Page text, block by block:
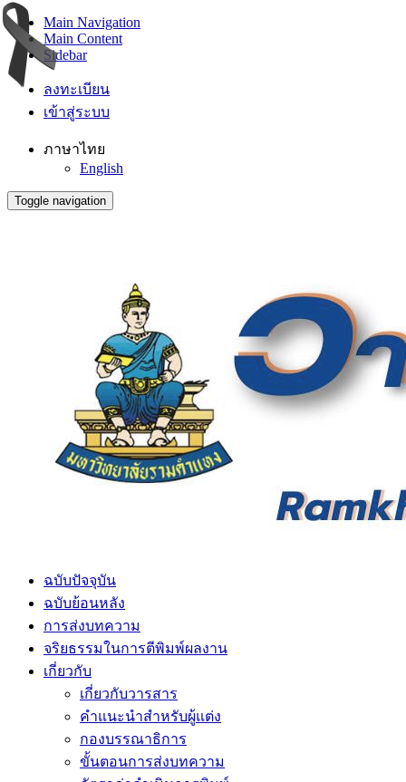
Main Navigation
Main Content
Sidebar
ลงทะเบียน
เข้าสู่ระบบ
ภาษาไทย
English
Toggle navigation
ฉบับปัจจุบัน
ฉบับย้อนหลัง
การส่งบทความ
จริยธรรมในการตีพิมพ์ผลงาน
เกี่ยวกับ
เกี่ยวกับวารสาร
คำแนะนำสำหรับผู้แต่ง
กองบรรณาธิการ
ขั้นตอนการส่งบทความ